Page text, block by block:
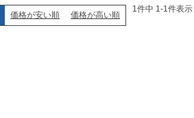
価格が安い順 価格が高い順
1件中 1-1件表示